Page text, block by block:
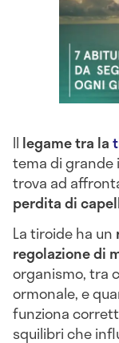
Il legame tra la
tema di
trova ad
perdita di
La tiroide ha un
regolazione di
organismo, tra
ormonale, e
funziona
squilibri che